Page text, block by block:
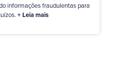
informações fraudulentas para
+ Leia mais